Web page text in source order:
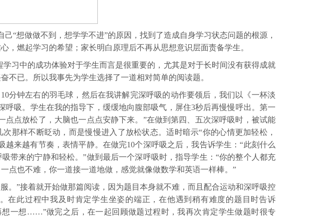
己“想做做不到，想学学不进”的原因，找到了造成自身学习状态问题的根源，
，燃起学习的希望；家长明白原理后不再从思想意识层面责备学生。
习中的成功体验对于学生而言是很重要的，尤其是对于长时间没有获得成就
不已。所以我事先为学生选择了一道相对简单的阅读题。
10分钟左右的羽毛球，然后在我讲解完深呼吸的动作要领后，我们以《一杯淡
呼吸。学生在我的指导下，缓缓地向腹部吸气，屏住3秒后再慢慢呼出。第一
点点放松了，大脑也一点点安静下来。”在做到第四、五次深呼吸时，被试能
那样不断眨动，而是慢慢进入了放松状态。适时暗示“你的心情更加轻松，
越来越有节奏，表情平静。在做完10个深呼吸之后，我告诉学生：“此刻什么
带来的宁静和轻松。”做到最后一个深呼吸时，指导学生：“你的整个人都充
点也不难，你一道接一道地做，感觉就像做数学和英语一样棒。”
。”接着就开始做那篇阅读，因为题目本身就不难，而且配合运动和深呼吸控
在此过程中我及时肯定学生坐姿的端正，在他遇到稍有难度的题目时告诉
一想……”做完之后，在一起回顾做题过程时，我再次肯定学生做题时很专